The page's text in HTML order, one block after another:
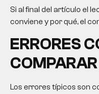
Si al final del artículo el
conviene y por qué, el
ERRORES
COMPARAR
Los errores típicos son